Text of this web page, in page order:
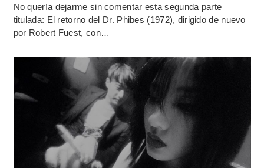
No quería dejarme sin comentar esta segunda parte
titulada: El retorno del Dr. Phibes (1972), dirigido de nuevo
por Robert Fuest, con…